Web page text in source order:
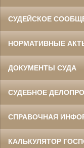
СУДЕЙСКОЕ
НОРМАТИВНЫЕ
ДОКУМЕНТЫ СУДА
СУДЕБНОЕ
СПРАВОЧНАЯ
КАЛЬКУЛЯТОР